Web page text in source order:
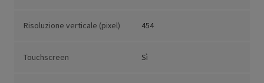
Risoluzione verticale (pixel) 454
Touchscreen Sì